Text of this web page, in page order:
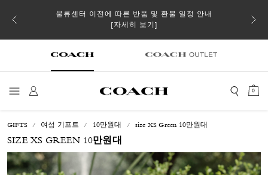
스트
물류센터 이전에 따른 반품 및 환불 일정 안내
[자세히 보기]
일부
0
GIFTS 여성 기프트 10만원대 size XS Green 10만원대
SIZE XS GREEN 10만원대